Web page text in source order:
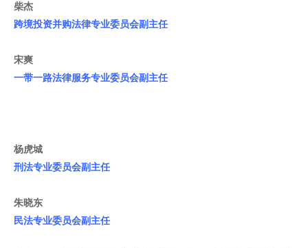
柴杰
跨境投资并购法律专业委员会副主任
宋爽
一带一路法律服务专业委员会副主任
杨虎城
刑法专业委员会副主任
朱晓东
民法专业委员会副主任